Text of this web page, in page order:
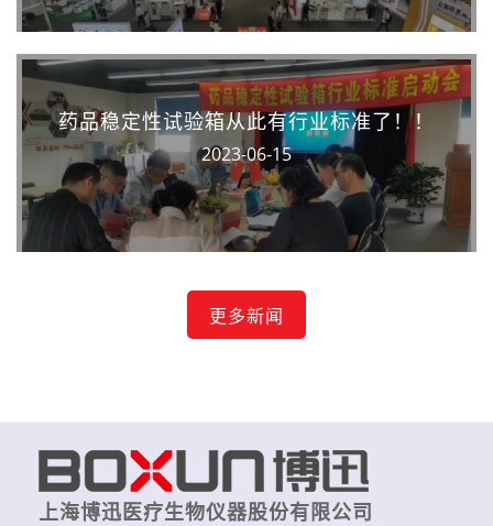
药品稳定性试验箱从此有行业标准了！！
2023-06-15
更多新闻
上海博迅医疗生物仪器股份有限公司